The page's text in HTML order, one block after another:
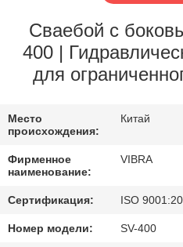
ПУТЕШЕСТВИЕ
ФАБРИКИ
ПРОВЕРКА
КАЧЕСТВА
СВЯЖИТЕСЬ
МЫ
Сваебой с
400 |
для
Место
происхождения:
Китай
Фирменное
наименование:
VIBRA
Сертификация: ISO
Номер модели: SV-400